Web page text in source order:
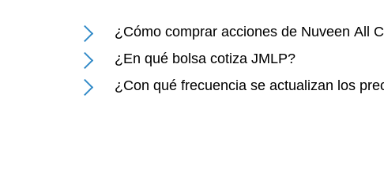
¿Cómo comprar acciones de Nuveen All
¿En qué bolsa cotiza JMLP?
¿Con qué frecuencia se actualizan los